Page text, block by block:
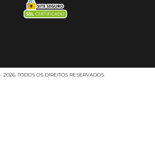
2026. TODOS OS DIREITOS RESERVADOS.